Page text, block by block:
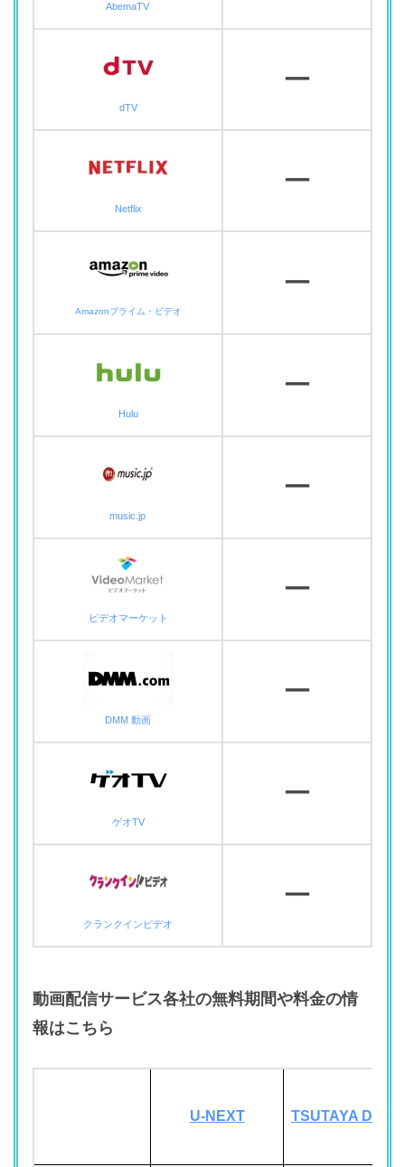
AbemaTV
dTV
ー
Netflix
ー
Amazonプライム・ビデオ
ー
Hulu
ー
music.jp
ー
ビデオマーケット
ー
DMM 動画
ー
ゲオTV
ー
クランクインビデオ
ー
動画配信サービス各社の無料期間や料金の情
報はこちら
U-NEXT TSUTAYA